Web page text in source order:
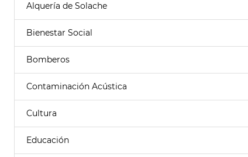
Alquería de Solache
Bienestar Social
Bomberos
Contaminación Acústica
Cultura
Educación